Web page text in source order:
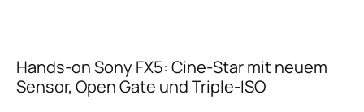
Hands-on Sony FX5: Cine-Star mit neuem
Sensor, Open Gate und Triple-ISO